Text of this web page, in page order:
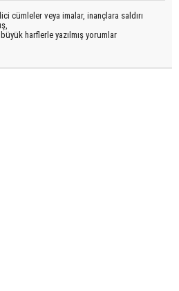
cümleler veya imalar, inançlara saldırı
harflerle yazılmış yorumlar